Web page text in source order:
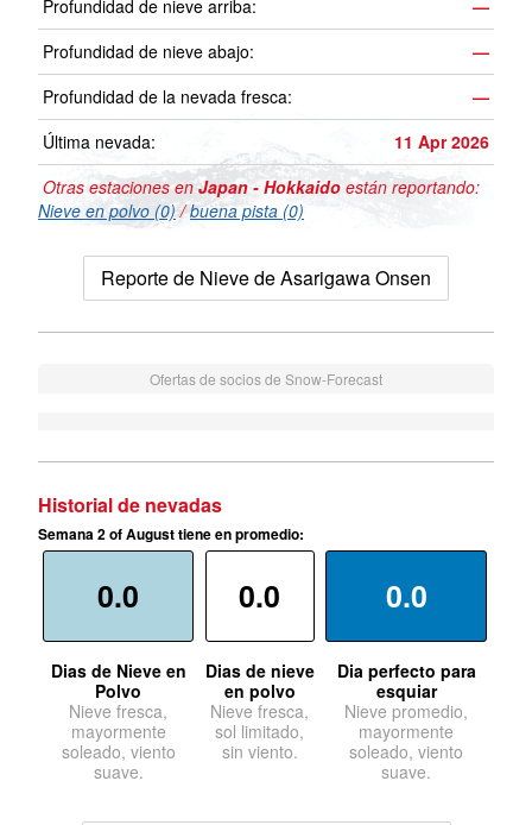
Profundidad de nieve arriba:
—
Profundidad de nieve abajo:
—
Profundidad de la nevada fresca:
—
Última nevada:
11 Apr 2026
Otras estaciones enJapan - Hokkaido están reportando:
Nieve en polvo (0)/buena pista (0)
Reporte de Nieve de Asarigawa Onsen
Ofertas de socios de Snow-Forecast
Historial de nevadas
Semana 2 of August tiene en promedio:
0.0
Dias de Nieve en
Polvo
Nieve fresca,
mayormente
soleado, viento
suave.
0.0
Dias de nieve
en polvo
Nieve fresca,
sol limitado,
sin viento.
0.0
Dia perfecto para
esquiar
Nieve promedio,
mayormente
soleado, viento
suave.